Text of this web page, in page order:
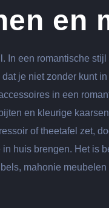
en
In een romantische
je niet zonder kunt
in een
en kleurige
of theetafel zet,
huis brengen. Het is
mahonie